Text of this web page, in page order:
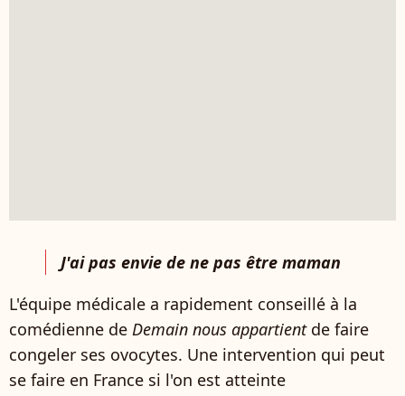
J'ai pas envie de ne pas être maman
L'équipe médicale a rapidement conseillé à la
comédienne de Demain nous appartientde faire
congeler ses ovocytes. Une intervention qui peut
se faire en France si l'on est atteinte